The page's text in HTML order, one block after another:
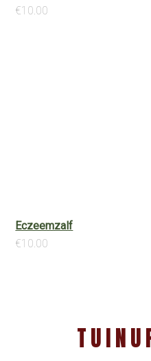
€10.00
Eczeemzalf
€10.00